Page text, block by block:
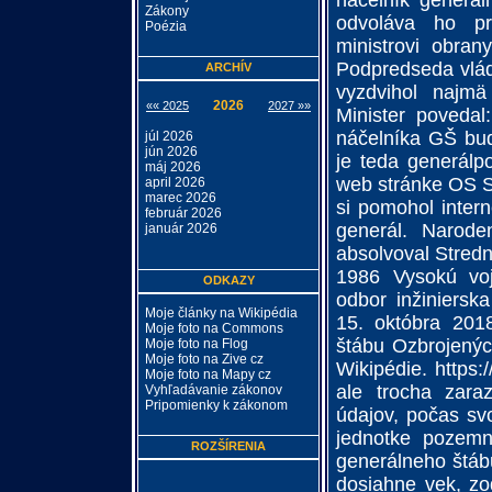
odvoláva ho
ministrovi
Podpredseda
vyzdvihol
Minister
náčelníka GŠ
je teda
web stránke OS
si pomohol
generál.
absolvoval
1986 Vysokú
odbor
15. októbra
štábu
Wikipédie.
ale trocha
údajov, počas
jednotke
generálneho
dosiahne vek,
Zákony
Poézia
ARCHÍV
«« 2025 2026 2027 »»
júl 2026
jún 2026
máj 2026
april 2026
marec 2026
február 2026
január 2026
ODKAZY
Moje články na Wikipédia
Moje foto na Commons
Moje foto na Flog
Moje foto na Zive cz
Moje foto na Mapy cz
Vyhľadávanie zákonov
Pripomienky k zákonom
ROZŠÍRENIA